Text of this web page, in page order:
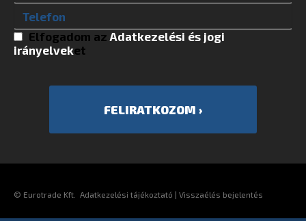
Elfogadom az Adatkezelési és jogi
irányelveket
© Eurotrade Kft. Adatkezelési tájékoztató | Visszaélés bejelentés